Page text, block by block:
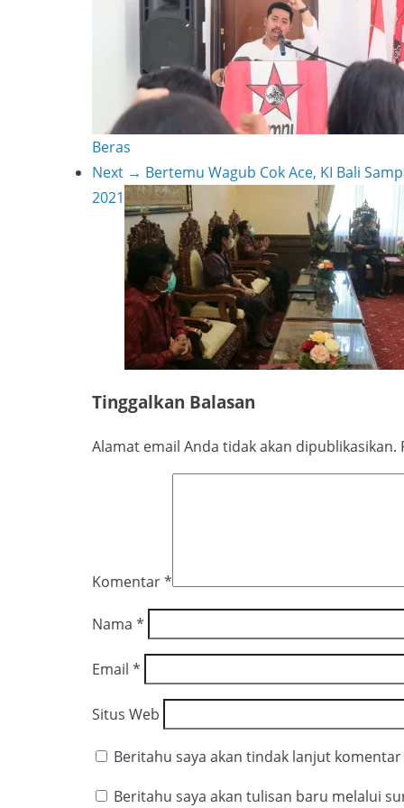
Beras
Next → Bertemu Wagub Cok Ace, KI Bali
2021
Tinggalkan Balasan
Alamat email Anda tidak akan dipublikasikan.
Komentar*
Nama *
Email *
Situs Web
Beritahu saya akan tindak lanjut
Beritahu saya akan tulisan baru melalui